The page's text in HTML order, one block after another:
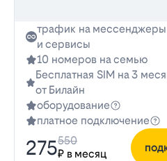
трафик на мессенджеры
и сервисы
10 номеров на семью
Бесплатная SIM на 3
от Билайн
оборудование
платное подключение
275₽ в месяц
550